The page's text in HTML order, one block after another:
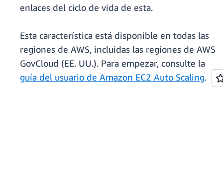
enlaces del ciclo de vida de esta.
Esta característica está disponible en todas las
regiones de AWS, incluidas las regiones de AWS
GovCloud (EE. UU.). Para empezar, consulte la
guía del usuario de Amazon EC2 Auto Scaling.